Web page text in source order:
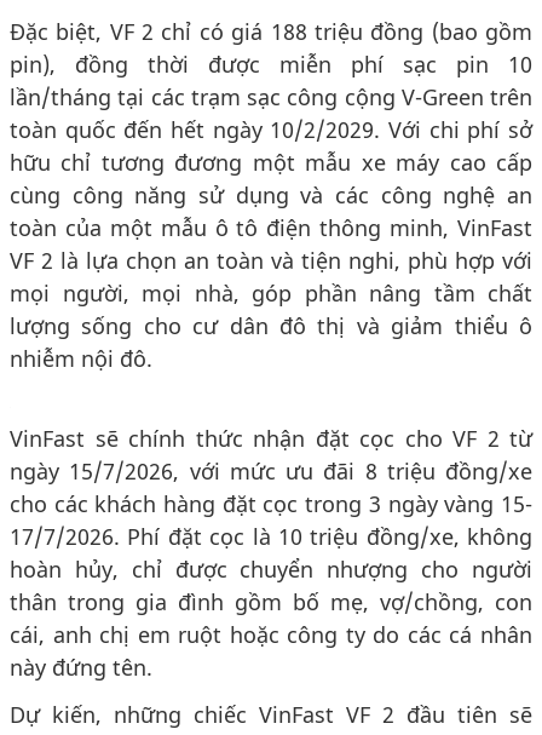
Đặc biệt, VF 2 chỉ có giá 188 triệu đồng (bao gồm
pin), đồng thời được miễn phí sạc pin 10
lần/tháng tại các trạm sạc công cộng V-Green trên
toàn quốc đến hết ngày 10/2/2029. Với chi phí sở
hữu chỉ tương đương một mẫu xe máy cao cấp
cùng công năng sử dụng và các công nghệ an
toàn của một mẫu ô tô điện thông minh, VinFast
VF 2 là lựa chọn an toàn và tiện nghi, phù hợp với
mọi người, mọi nhà, góp phần nâng tầm chất
lượng sống cho cư dân đô thị và giảm thiểu ô
nhiễm nội đô.
VinFast sẽ chính thức nhận đặt cọc cho VF 2 từ
ngày 15/7/2026, với mức ưu đãi 8 triệu đồng/xe
cho các khách hàng đặt cọc trong 3 ngày vàng 15-
17/7/2026. Phí đặt cọc là 10 triệu đồng/xe, không
hoàn hủy, chỉ được chuyển nhượng cho người
thân trong gia đình gồm bố mẹ, vợ/chồng, con
cái, anh chị em ruột hoặc công ty do các cá nhân
này đứng tên.
Dự kiến, những chiếc VinFast VF 2 đầu tiên sẽ